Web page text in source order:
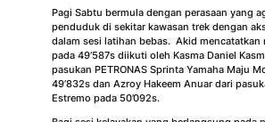
Pagi Sabtu bermula dengan perasaan yang
penduduk di sekitar kawasan trek dengan
dalam sesi latihan bebas. Akid mencatatkan
pada 49’587s diikuti oleh Kasma Daniel
pasukan PETRONAS Sprinta Yamaha Maju
49’832s dan Azroy Hakeem Anuar dari
Estremo pada 50’092s.